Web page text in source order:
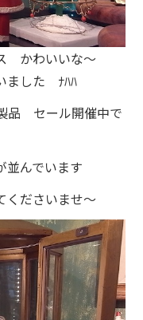
かわいいな～
ました ﾅﾊﾊ
品 セール開催中で
んでいます
ださいませ～